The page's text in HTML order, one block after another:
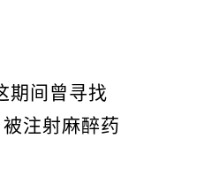
期间曾寻找
注射麻醉药